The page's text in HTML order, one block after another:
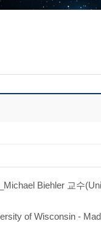
Biehler 교수
of Wisconsin -